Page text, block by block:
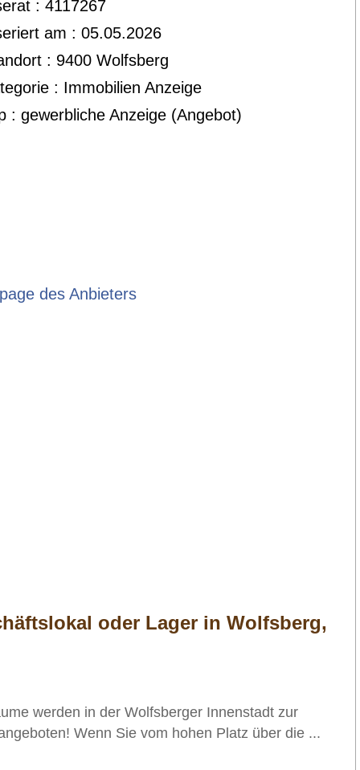
: 4117267
am : 05.05.2026
: 9400 Wolfsberg
: Immobilien Anzeige
: gewerbliche Anzeige (Angebot)
des Anbieters
oder Lager in Wolfsberg,
werden in der Wolfsberger Innenstadt zur
Wenn Sie vom hohen Platz über die ...